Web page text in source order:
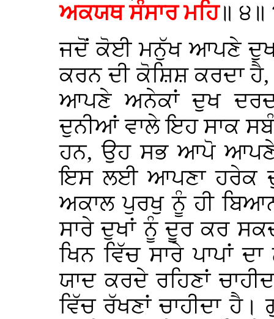
ਅਕਯਥ ਸੰਸਾਰ ਮਹਿ॥ ੪॥
ਜਦੋਂ ਕੋਈ ਮਨੁੱਖ ਆਪਣੇ ਦੁਖ
ਕਰਨ ਦੀ ਕੋਸ਼ਿਸ਼ ਕਰਦਾ
ਆਪਣੇ ਅਨੇਕਾਂ ਦੁਖ ਦਰਦ
ਦੁਨੀਆਂ ਵਾਲੇ ਇਹ ਸਾਕ
ਹਨ, ਉਹ ਸਭ ਆਪੋ ਆਪਣੇ
ਇਸ ਲਈ ਆਪਣਾ ਹਰੇਕ
ਅਕਾਲ ਪੁਰਖੁ ਨੂੰ ਹੀ
ਸਾਰੇ ਦੁਖਾਂ ਨੂੰ ਦੂਰ ਕਰ
ਖਿਨ ਵਿੱਚ ਸਾਰੇ ਪਾਪਾਂ
ਯਾਦ ਕਰਦੇ ਰਹਿਣਾਂ
ਵਿੱਚ ਰੱਖਣਾਂ ਚਾਹੀਦਾ